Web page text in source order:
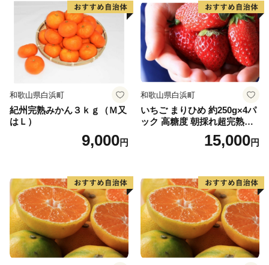
和歌山県白浜町
紀州完熟みかん３ｋｇ（Ｍ又
はＬ）
9,000円
和歌山県白浜町
いちご まりひめ 約250g×4パ
ック 高糖度 朝採れ超完熟ま
りひめ 1月以降発送分15,000円